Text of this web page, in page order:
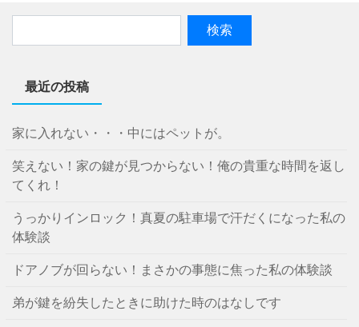
最近の投稿
家に入れない・・・中にはペットが。
笑えない！家の鍵が見つからない！俺の貴重な時間を返し
てくれ！
うっかりインロック！真夏の駐車場で汗だくになった私の
体験談
ドアノブが回らない！まさかの事態に焦った私の体験談
弟が鍵を紛失したときに助けた時のはなしです